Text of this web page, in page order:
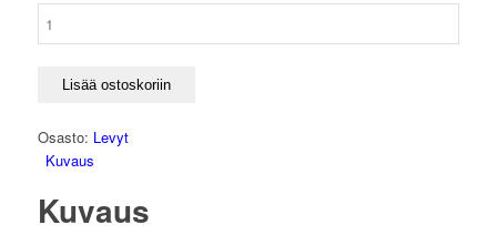
koko
hinta/levy
määrä
Lisää ostoskoriin
Osasto: Levyt
Kuvaus
Kuvaus